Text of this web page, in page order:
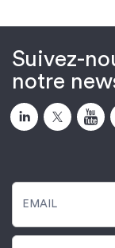
Suivez-
notre